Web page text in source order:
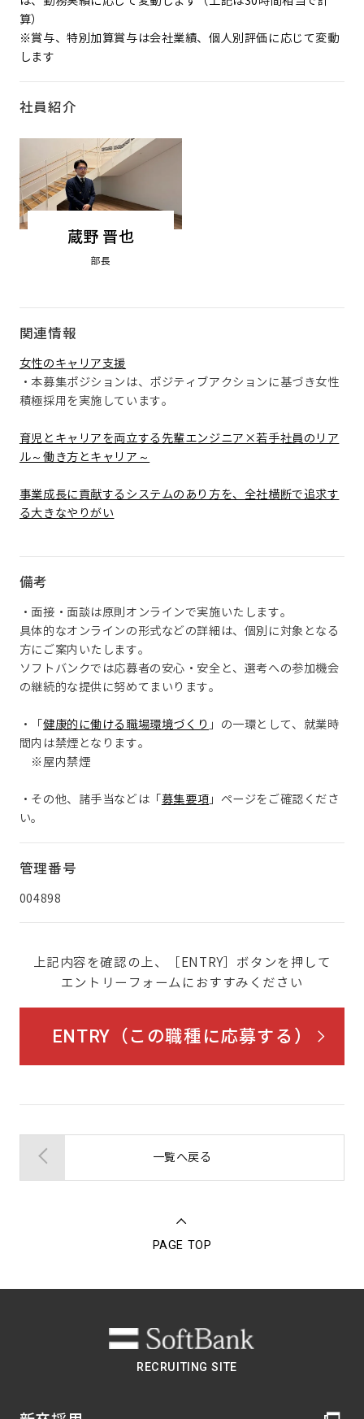
算）
※賞与、特別加算賞与は会社業績、個人別評価に応じて変動
します
社員紹介
蔵野 晋也
部長
関連情報
女性のキャリア支援
・本募集ポジションは、ポジティブアクションに基づき女性
積極採用を実施しています。
育児とキャリアを両立する先輩エンジニア×若手社員のリア
ル～働き方とキャリア～
事業成長に貢献するシステムのあり方を、全社横断で追求す
る大きなやりがい
備考
・面接・面談は原則オンラインで実施いたします。
具体的なオンラインの形式などの詳細は、個別に対象となる
方にご案内いたします。
ソフトバンクでは応募者の安心・安全と、選考への参加機会
の継続的な提供に努めてまいります。
・「健康的に働ける職場環境づくり 」の一環として、就業時
間内は禁煙となります。
※屋内禁煙
・その他、諸手当などは「募集要項 」ページをご確認くださ
い。
管理番号
004898
上記内容を確認の上、［ENTRY］ボタンを押して
エントリーフォームにおすすみください
ENTRY（この職種に応募する）
一覧へ戻る
PAGE TOP
RECRUITING SITE